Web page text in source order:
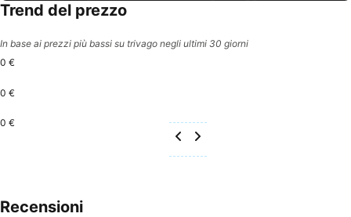
Trend del prezzo
In base ai prezzi più bassi su trivago negli ultimi 30 giorni
0 €
0 €
0 €
Recensioni